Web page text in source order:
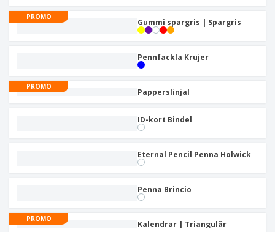
PROMO
Gummi spargris | Spargris
Pennfackla Krujer
PROMO
Papperslinjal
ID-kort Bindel
Eternal Pencil Penna Holwick
Penna Brincio
PROMO
Kalendrar | Triangulär